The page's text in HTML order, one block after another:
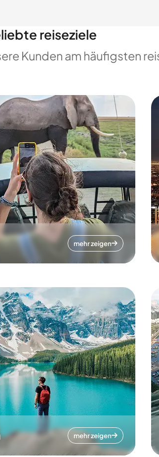
reiseziele
Kunden am häufigsten
mehr zeigen
mehr zeigen